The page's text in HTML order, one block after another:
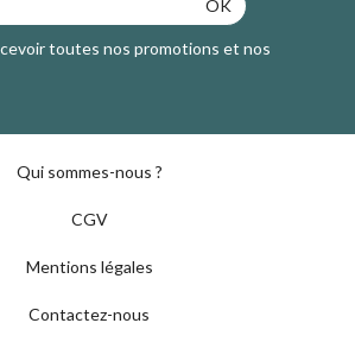
OK
toutes nos promotions et nos
Qui sommes-nous ?
CGV
Mentions légales
Contactez-nous